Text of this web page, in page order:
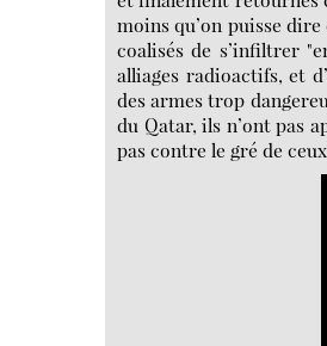
moins qu’on puisse
coalisés de s’infiltrer
alliages radioactifs, et
des armes trop
du Qatar, ils n’ont pas
pas contre le gré de